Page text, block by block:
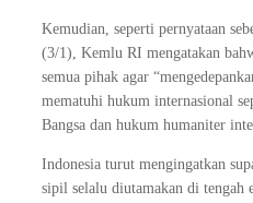
Kemudian, seperti pernyataan
(3/1), Kemlu RI mengatakan
semua pihak agar
mematuhi hukum internasional
Bangsa dan hukum humaniter
Indonesia turut mengingatkan
sipil selalu diutamakan di tengah